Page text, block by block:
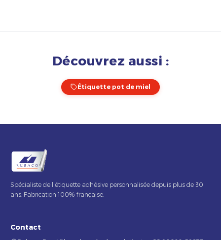
Découvrez aussi :
Étiquette pot de miel
Spécialiste de l'étiquette adhésive personnalisée depuis plus de 30
ans. Fabrication 100% française.
Contact